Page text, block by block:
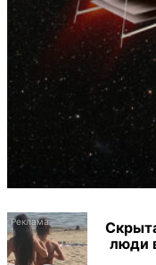
люди